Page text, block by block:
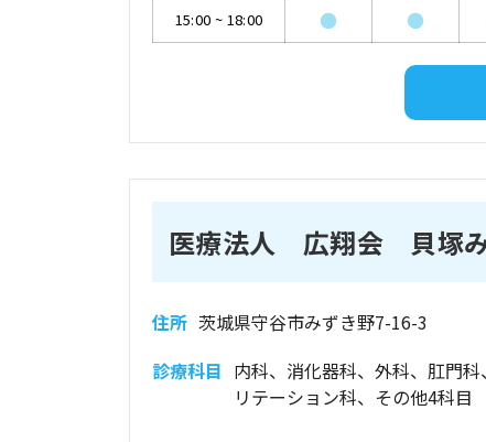
15:00 ~ 18:00 ● ●
医療法人 広翔会 貝塚み
住所 茨城県守谷市みずき野7-16-3
診療科目 内科、消化器科、外科、肛門科
リテーション科、その他4科目